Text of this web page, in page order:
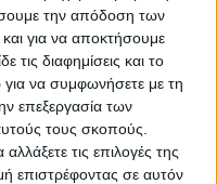
την απόδοση των
για να αποκτήσουμε
τις διαφημίσεις και το
για να συμφωνήσετε με τη
επεξεργασία των
τους σκοπούς.
τις επιλογές της
επιστρέφοντας σε αυτόν
την απόκτηση του